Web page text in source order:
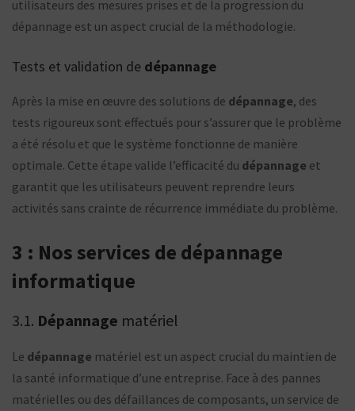
utilisateurs des mesures prises et de la progression du
dépannage est un aspect crucial de la méthodologie.
Tests et validation de dépannage
Après la mise en œuvre des solutions de dépannage, des
tests rigoureux sont effectués pour s’assurer que le problème
a été résolu et que le système fonctionne de manière
optimale. Cette étape valide l’efficacité du dépannage et
garantit que les utilisateurs peuvent reprendre leurs
activités sans crainte de récurrence immédiate du problème.
3 : Nos services de dépannage
informatique
3.1. Dépannage matériel
Le dépannage matériel est un aspect crucial du maintien de
la santé informatique d’une entreprise. Face à des pannes
matérielles ou des défaillances de composants, un service de